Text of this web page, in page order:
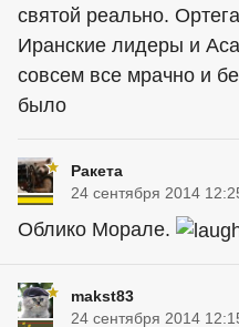
святой реально.
Иранские лидеры и
совсем все мрачно и
было
Ракета
24 сентября 2014
Облико Морале.
makst83
24 сентября 2014